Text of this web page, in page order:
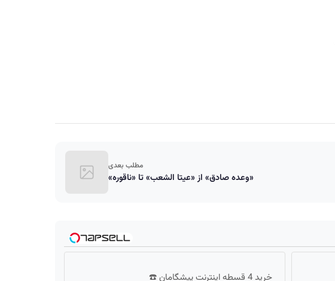
مطلب بعدی
«وعده صادق» از «عيتا الشعب» تا «ناقوره»
خرید 4 قسطه اینترنت پیشگامان ☎️